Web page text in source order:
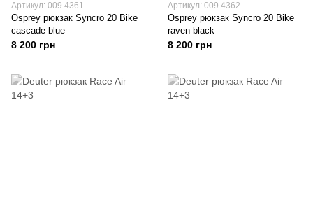
Артикул: 009.4361
Osprey рюкзак Syncro 20 Bike
cascade blue
8 200 грн
Артикул: 009.4362
Osprey рюкзак Syncro 20 Bike
raven black
8 200 грн